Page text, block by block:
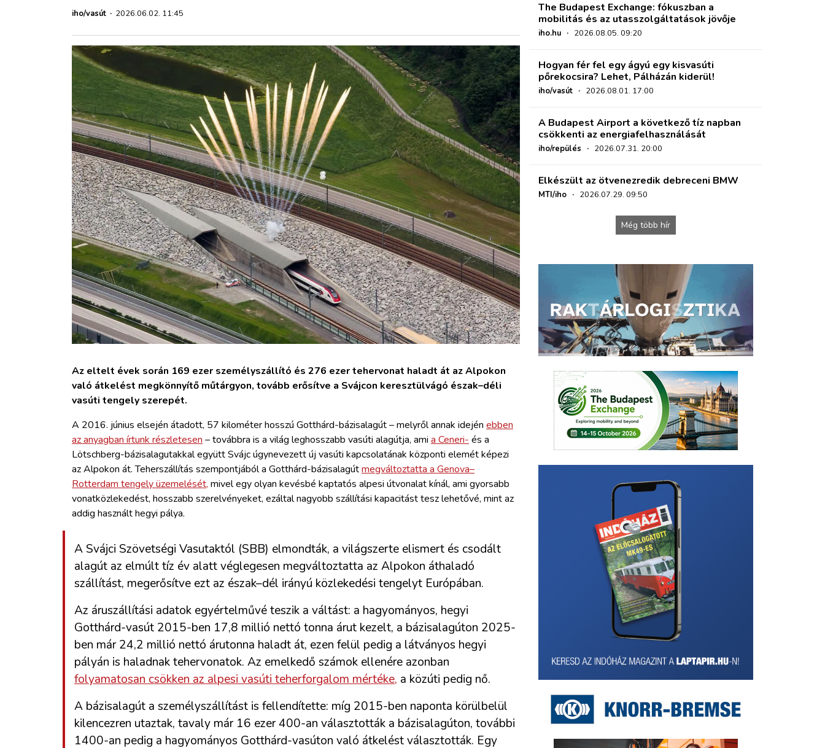
HAJÓZÁS
ARCHÍVUM
WEBSHOP
BELÉPÉS
REGISZTRÁCIÓ
iho/vasút · 2026.06.02. 11:45
Az eltelt évek során 169 ezer személyszállító és 276 ezer tehervonat haladt át az Alpokon
való átkelést megkönnyítő műtárgyon, tovább erősítve a Svájcon keresztülvágó észak–déli
vasúti tengely szerepét.
A 2016. június elsején átadott, 57 kilométer hosszú Gotthárd-bázisalagút – melyről annak idején ebben
az anyagban írtunk részletesen– továbbra is a világ leghosszabb vasúti alagútja, ami a Ceneri-és a
Lötschberg-bázisalagutakkal együtt Svájc úgynevezett új vasúti kapcsolatának központi elemét képezi
az Alpokon át. Teherszállítás szempontjából a Gotthárd-bázisalagútmegváltoztatta a Genova–
Rotterdam tengely üzemelését, mivel egy olyan kevésbé kaptatós alpesi útvonalat kínál, ami gyorsabb
vonatközlekedést, hosszabb szerelvényeket, ezáltal nagyobb szállítási kapacitást tesz lehetővé, mint az
addig használt hegyi pálya.
A Svájci Szövetségi Vasutaktól (SBB) elmondták, a világszerte elismert és csodált
alagút az elmúlt tíz év alatt véglegesen megváltoztatta az Alpokon áthaladó
szállítást, megerősítve ezt az észak–dél irányú közlekedési tengelyt Európában.
Az áruszállítási adatok egyértelművé teszik a váltást: a hagyományos, hegyi
Gotthárd-vasút 2015-ben 17,8 millió nettó tonna árut kezelt, a bázisalagúton 2025-
ben már 24,2 millió nettó árutonna haladt át, ezen felül pedig a látványos hegyi
pályán is haladnak tehervonatok. Az emelkedő számok ellenére azonban
folyamatosan csökken az alpesi vasúti teherforgalom mértéke, a közúti pedig nő.
A bázisalagút a személyszállítást is fellendítette: míg 2015-ben naponta körülbelül
kilencezren utaztak, tavaly már 16 ezer 400-an választották a bázisalagúton, további
1400-an pedig a hagyományos Gotthárd-vasúton való átkelést választották. Egy
The Budapest Exchange: fókuszban a
mobilitás és az utasszolgáltatások jövője
iho.hu · 2026.08.05. 09:20
Hogyan fér fel egy ágyú egy kisvasúti
pőrekocsira? Lehet, Pálházán kiderül!
iho/vasút · 2026.08.01. 17:00
A Budapest Airport a következő tíz napban
csökkenti az energiafelhasználását
iho/repülés · 2026.07.31. 20:00
Elkészült az ötvenezredik debreceni BMW
MTI/iho · 2026.07.29. 09:50
Még több hír